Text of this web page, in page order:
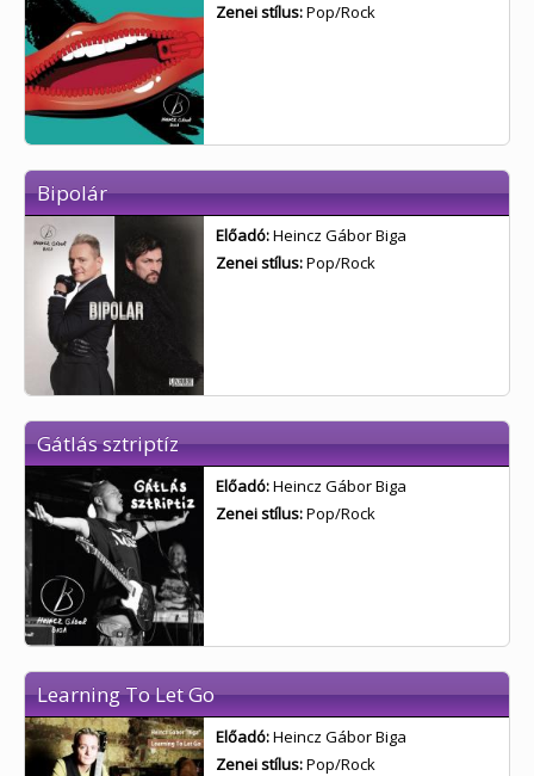
Zenei stílus:Pop/Rock
Bipolár
Előadó:Heincz Gábor Biga
Zenei stílus:Pop/Rock
Gátlás sztriptíz
Előadó:Heincz Gábor Biga
Zenei stílus:Pop/Rock
Learning To Let Go
Előadó:Heincz Gábor Biga
Zenei stílus:Pop/Rock